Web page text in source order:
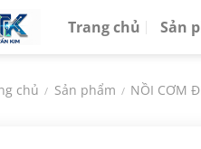
Trang chủ Sản
chủ / Sản phẩm / NỒI CƠM